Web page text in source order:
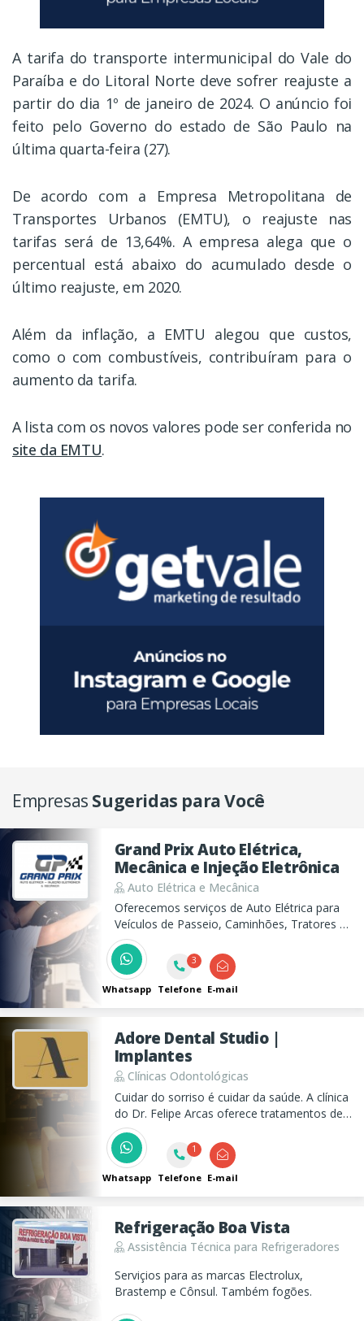
A tarifa do transporte intermunicipal do Vale do
Paraíba e do Litoral Norte deve sofrer reajuste a
partir do dia 1º de janeiro de 2024. O anúncio foi
feito pelo Governo do estado de São Paulo na
última quarta-feira (27).
De acordo com a Empresa Metropolitana de
Transportes Urbanos (EMTU), o reajuste nas
tarifas será de 13,64%. A empresa alega que o
percentual está abaixo do acumulado desde o
último reajuste, em 2020.
Além da inflação, a EMTU alegou que custos,
como o com combustíveis, contribuíram para o
aumento da tarifa.
A lista com os novos valores pode ser conferida no
site da EMTU.
Empresas Sugeridas para Você
Grand Prix Auto Elétrica,
Mecânica e Injeção Eletrônica
Auto Elétrica e Mecânica
Oferecemos serviços de Auto Elétrica para
Veículos de Passeio, Caminhões, Tratores e
Máquina de Terraplanagem incluindo Motor
de Arranque, Bateria, Alternador, Injeção
Eletrônica, etc. Além de Serviços de
Mecânica para Veículos de Passeio.
Whatsapp
3
Telefone E-mail
Adore Dental Studio |
Implantes
Clínicas Odontológicas
Cuidar do sorriso é cuidar da saúde. A clínica
do Dr. Felipe Arcas oferece tratamentos de
Implantes, DTM, Dor Orofacial e
Alinhadores Invisíveis com tecnologia,
precisão e resultados naturais. Agende sua
avaliação!
Whatsapp
1
Telefone E-mail
Refrigeração Boa Vista
Assistência Técnica para Refrigeradores
Serviçios para as marcas Electrolux,
Brastemp e Cônsul. Também fogões.